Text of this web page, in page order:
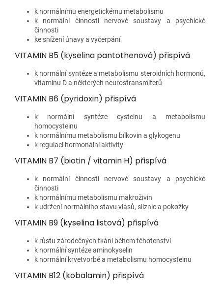
k normálnímu energetickému metabolismu
k normální činnosti nervové soustavy a psychické
činnosti
ke snížení únavy a vyčerpání
VITAMIN B5 (kyselina pantothenová) přispívá
k normální syntéze a metabolismu steroidních hormonů,
vitaminu D a některých neurostransmiterů
VITAMIN B6 (pyridoxin) přispívá
k normální syntéze cysteinu a metabolismu
homocysteinu
k normálnímu metabolismu bílkovin a glykogenu
k regulaci hormonální aktivity
VITAMIN B7 (biotin / vitamin H) přispívá
k normální činnosti nervové soustavy a psychické
činnosti
k normálnímu metabolismu makroživin
k udržení normálního stavu vlasů, sliznic a pokožky
VITAMIN B9 (kyselina listová) přispívá
k růstu zárodečných tkání během těhotenství
k normální syntéze aminokyselin
k normální krvetvorbě a metabolismu homocysteinu
VITAMIN B12 (kobalamin) přispívá